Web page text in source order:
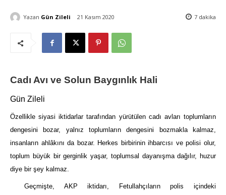
Yazan Gün Zileli 21 Kasım 2020 7 dakika
Cadı Avı ve Solun Baygınlık Hali
Gün Zileli
Özellikle siyasi iktidarlar tarafından yürütülen cadı avları toplumların
dengesini bozar, yalnız toplumların dengesini bozmakla kalmaz,
insanların ahlâkını da bozar. Herkes birbirinin ihbarcısı ve polisi olur,
toplum büyük bir gerginlik yaşar, toplumsal dayanışma dağılır, huzur
diye bir şey kalmaz.
Geçmişte, AKP iktidarı, Fetullahçıların polis içindeki